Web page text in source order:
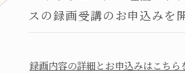
スの録画受講のお申込みを
録画内容の詳細とお申込みはこちら